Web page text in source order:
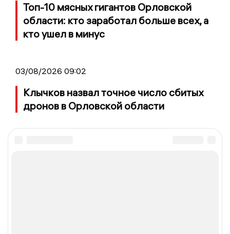
Топ-10 мясных гигантов Орловской
области: кто заработал больше всех, а
кто ушел в минус
03/08/2026 09:02
Клычков назвал точное число сбитых
дронов в Орловской области